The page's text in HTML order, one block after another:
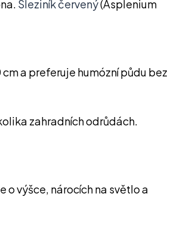
Sleziník červený(Asplenium
a preferuje humózní půdu bez
zahradních odrůdách.
výšce, nárocích na světlo a